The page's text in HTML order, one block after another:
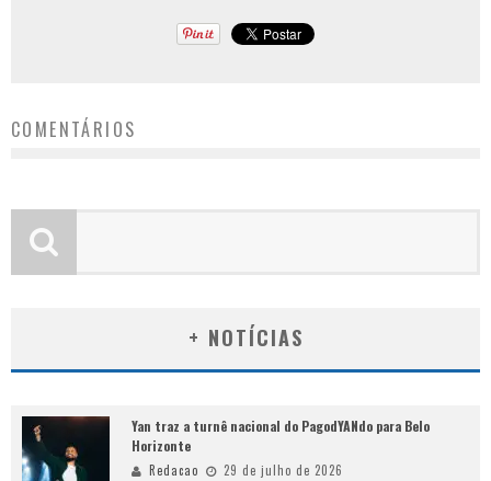
COMENTÁRIOS
+ NOTÍCIAS
Yan traz a turnê nacional do PagodYANdo para Belo
Horizonte
Redacao 29 de julho de 2026